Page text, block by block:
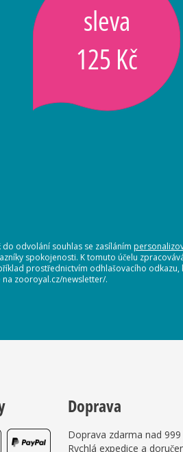
sleva
125 Kč
odvolání souhlas se zasíláním
spokojenosti. K tomuto účelu
prostřednictvím odhlašovacího
na zooroyal.cz/newsletter/.
Doprava
Doprava zdarma nad 999
Rychlá expedice a